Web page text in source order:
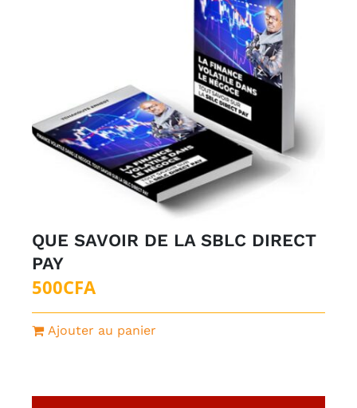
QUE SAVOIR DE LA SBLC DIRECT
PAY
500CFA
Ajouter au panier